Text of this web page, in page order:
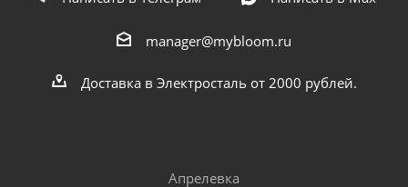
manager@mybloom.ru
Доставка в Электросталь от 2000 рублей.
Апрелевка